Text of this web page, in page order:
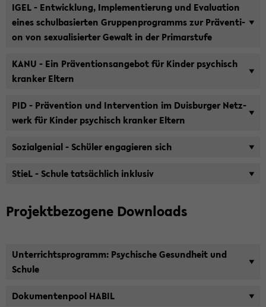
IGEL - Ent­wick­lung, Im­ple­men­tie­rung und Eva­lua­ti­on
eines schul­ba­sier­ten Grup­pen­pro­gramms zur Prä­ven­ti­
on von se­xua­li­sier­ter Ge­walt in der Pri­mar­stu­fe
KANU - Ein Prä­ven­ti­ons­an­ge­bot für Kin­der psy­chisch
kran­ker El­tern
PID - Prä­ven­ti­on und In­ter­ven­ti­on im Duis­bur­ger Netz­
werk für Kin­der psy­chisch kran­ker El­tern
So­zi­al­ge­ni­al - Schü­ler en­ga­gie­ren sich
StieL - Schu­le tat­säch­lich in­klu­siv
Pro­jekt­be­zo­ge­ne Down­loads
Un­ter­richts­pro­gramm: Psy­chi­sche Ge­sund­heit und
Schu­le
Do­ku­men­ten­pool HABIL